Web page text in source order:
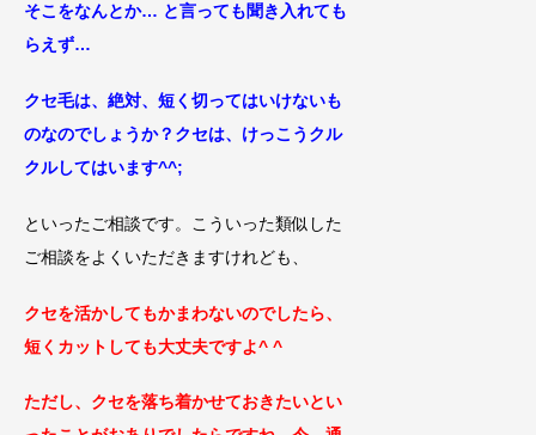
そこをなんとか… と言っても聞き入れても
らえず…
クセ毛は、絶対、短く切ってはいけないも
のなのでしょうか？クセは、けっこうクル
クルしてはいます^^;
といったご相談です。こういった類似した
ご相談をよくいただきますけれども、
クセを活かしてもかまわないのでしたら、
短くカットしても大丈夫ですよ^ ^
ただし、クセを落ち着かせておきたいとい